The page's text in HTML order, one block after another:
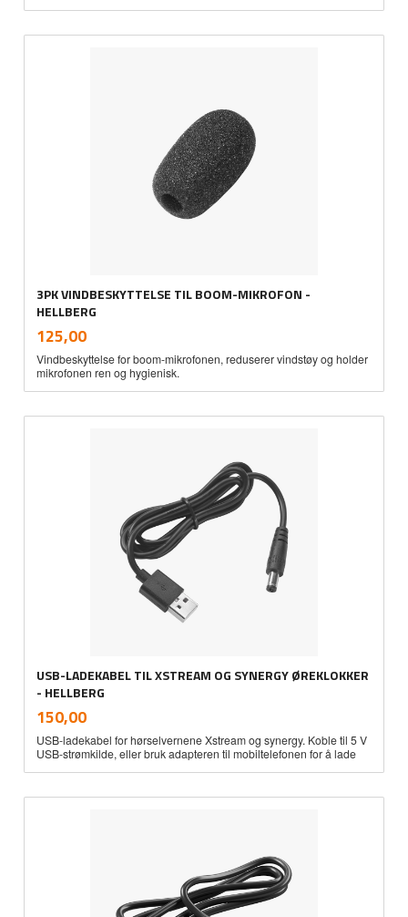
3PK VINDBESKYTTELSE TIL BOOM-MIKROFON -
HELLBERG
Pris
125,00mva.
Vindbeskyttelse for boom-mikrofonen, reduserer vindstøy og holder
mikrofonen ren og hygienisk.
USB-LADEKABEL TIL XSTREAM OG SYNERGY ØREKLOKKER
- HELLBERG
Pris
150,00mva.
USB-ladekabel for hørselvernene Xstream og synergy. Koble til 5 V
USB-strømkilde, eller bruk adapteren til mobiltelefonen for å lade